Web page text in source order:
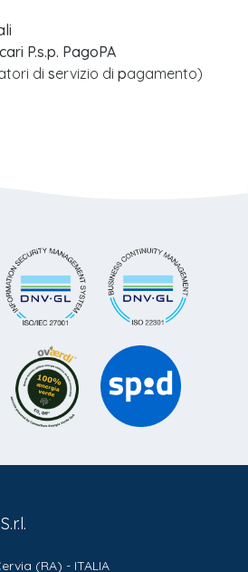
P.s.p. PagoPA
di servizio di pagamento)
(RA) - ITALIA